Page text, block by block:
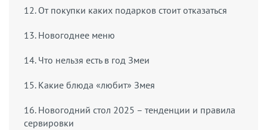
12. От покупки каких подарков стоит отказаться
13. Новогоднее меню
14. Что нельзя есть в год Змеи
15. Какие блюда «любит» Змея
16. Новогодний стол 2025 – тенденции и правила
сервировки